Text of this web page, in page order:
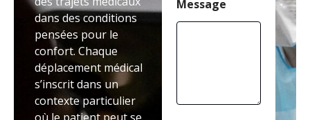
dans des conditions
pensées pour le
confort. Chaque
déplacement médical
s’inscrit dans un
contexte particulier
Message